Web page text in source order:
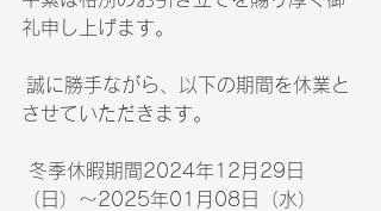
礼申し上げます。
誠に勝手ながら、以下の期間を休業と
させていただきます。
冬季休暇期間2024年12月29日
（日）～2025年01月08日（水）